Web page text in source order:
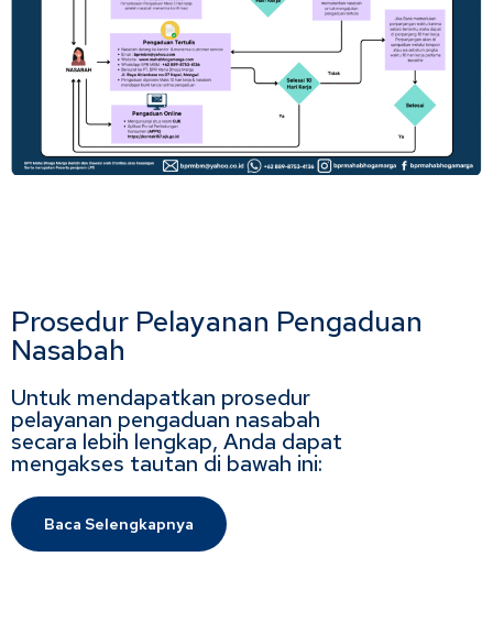
Prosedur Pelayanan Pengaduan
Nasabah
Untuk mendapatkan prosedur
pelayanan pengaduan nasabah
secara lebih lengkap, Anda dapat
mengakses tautan di bawah ini:
Baca Selengkapnya